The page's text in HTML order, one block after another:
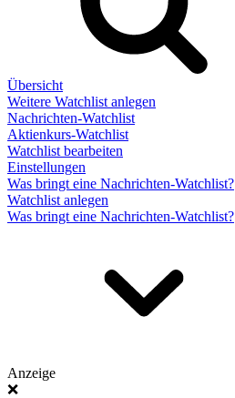
Übersicht
Weitere Watchlist anlegen
Nachrichten-Watchlist
Aktienkurs-Watchlist
Watchlist bearbeiten
Einstellungen
Was bringt eine Nachrichten-Watchlist?
Watchlist anlegen
Was bringt eine Nachrichten-Watchlist?
Anzeige
❌